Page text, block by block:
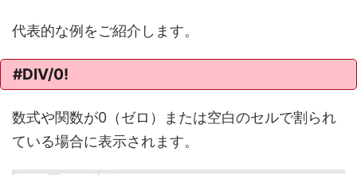
代表的な例をご紹介します。
#DIV/0!
数式や関数が0（ゼロ）または空白のセルで割られ
ている場合に表示されます。